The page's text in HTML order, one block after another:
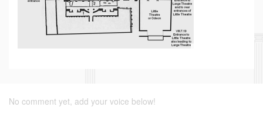
No comment yet, add your voice below!